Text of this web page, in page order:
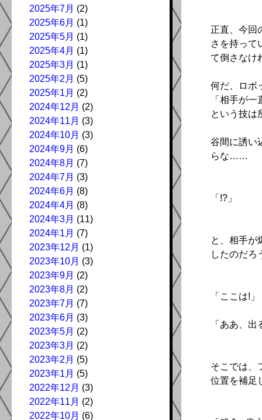
2025年7月 (2)
2025年6月 (1)
2025年5月 (1)
2025年4月 (1)
2025年3月 (1)
2025年2月 (5)
2025年1月 (2)
2024年12月 (2)
2024年11月 (3)
2024年10月 (3)
2024年9月 (6)
2024年8月 (7)
2024年7月 (3)
2024年6月 (8)
2024年4月 (8)
2024年3月 (11)
2024年1月 (7)
2023年12月 (1)
2023年10月 (3)
2023年9月 (2)
2023年8月 (2)
2023年7月 (7)
2023年6月 (3)
2023年5月 (2)
2023年3月 (2)
2023年2月 (5)
2023年1月 (5)
2022年12月 (3)
2022年11月 (2)
2022年10月 (6)
正直、今回
さを持って
て倒さなけ
何だ、ロボ
「相手が
という技は
谷間に誘い
らな……
「!?」
と、相手が
したのだろ
「ここは!」
「ああ、
そこでは、
位置を補足